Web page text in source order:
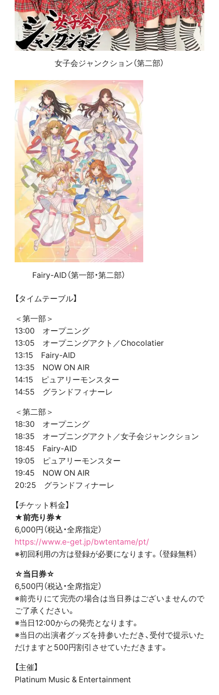
女子会ジャンクション（第二部）
Fairy-AID（第一部・第二部）
【タイムテーブル】
＜第一部＞
13:00 オープニング
13:05 オープニングアクト／Chocolatier
13:15 Fairy-AID
13:35 NOW ON AIR
14:15 ピュアリーモンスター
14:55 グランドフィナーレ
＜第二部＞
18:30 オープニング
18:35 オープニングアクト／女子会ジャンクション
18:45 Fairy-AID
19:05 ピュアリーモンスター
19:45 NOW ON AIR
20:25 グランドフィナーレ
【チケット料金】
★前売り券★
6,000円（税込・全席指定）
https://www.e-get.jp/bwtentame/pt/
※初回利用の方は登録が必要になります。（登録無料）
☆当日券☆
6,500円（税込・全席指定）
※前売りにて完売の場合は当日券はございませんので
ご了承ください。
※当日12:00からの発売となります。
※当日の出演者グッズを持参いただき、受付で提示いた
だけますと500円割引させていただきます。
【主催】
Platinum Music & Entertainment